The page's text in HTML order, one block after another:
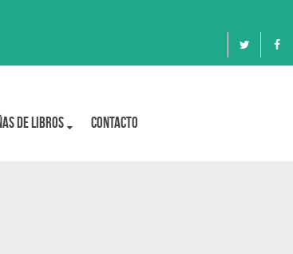
de libros Contacto